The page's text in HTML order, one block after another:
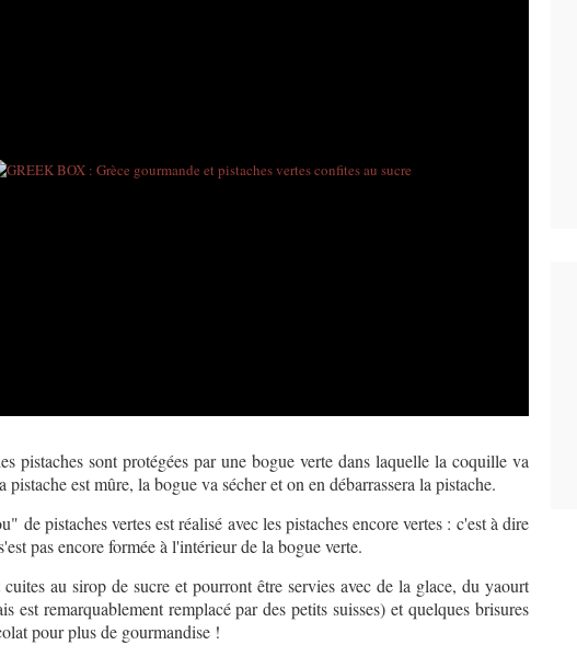
pistaches sont protégées par une bogue verte dans laquelle la coquille va
pistache est mûre, la bogue va sécher et on en débarrassera la pistache.
de pistaches vertes est réalisé avec les pistaches encore vertes : c'est à dire
pas encore formée à l'intérieur de la bogue verte.
cuites au sirop de sucre et pourront être servies avec de la glace, du yaourt
est remarquablement remplacé par des petits suisses) et quelques brisures
pour plus de gourmandise !